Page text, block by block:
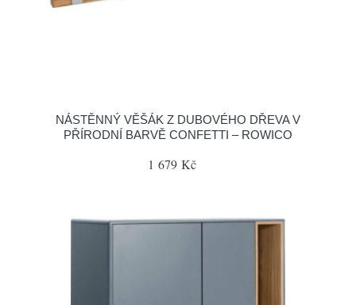
NÁSTĚNNÝ VĚŠÁK Z DUBOVÉHO DŘEVA V
PŘÍRODNÍ BARVĚ CONFETTI – ROWICO
1 679 Kč